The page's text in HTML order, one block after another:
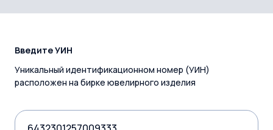
Введите УИН
Уникальный идентификационном номер (УИН)
расположен на бирке ювелирного изделия